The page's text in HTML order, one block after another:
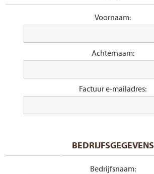
Voornaam:
Achternaam:
Factuur e-mailadres:
BEDRIJFSGEGEVENS
Bedrijfsnaam: